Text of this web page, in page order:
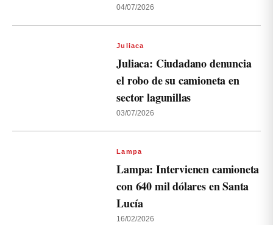
04/07/2026
Juliaca
Juliaca: Ciudadano denuncia
el robo de su camioneta en
sector lagunillas
03/07/2026
Lampa
Lampa: Intervienen camioneta
con 640 mil dólares en Santa
Lucía
16/02/2026